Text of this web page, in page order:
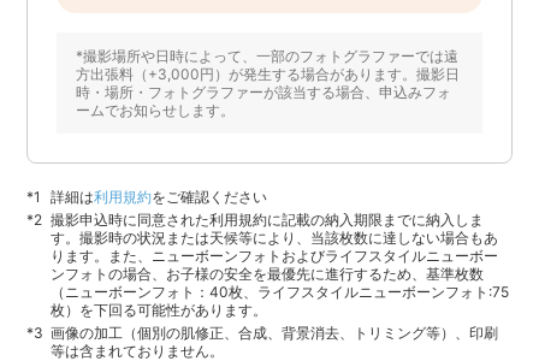
*撮影場所や日時によって、一部のフォトグラファーでは遠
方出張料（+3,000円）が発生する場合があります。撮影日
時・場所・フォトグラファーが該当する場合、申込みフォ
ームでお知らせします。
詳細は利用規約をご確認ください
撮影申込時に同意された利用規約に記載の納入期限までに納入しま
す。撮影時の状況または天候等により、当該枚数に達しない場合もあ
ります。また、ニューボーンフォトおよびライフスタイルニューボー
ンフォトの場合、お子様の安全を最優先に進行するため、基準枚数
（ニューボーンフォト：40枚、ライフスタイルニューボーンフォト:75
枚）を下回る可能性があります。
画像の加工（個別の肌修正、合成、背景消去、トリミング等）、印刷
等は含まれておりません。